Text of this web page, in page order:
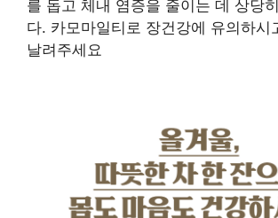
를 돕고 체내 염증을 줄이는 데 상당
다. 카모마일티로 장건강에 유의하시
날려주세요